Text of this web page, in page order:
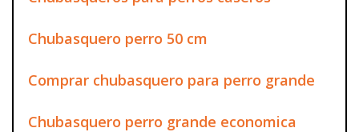
Chubasquero perro 50 cm
Comprar chubasquero para perro grande
Chubasquero perro grande economica